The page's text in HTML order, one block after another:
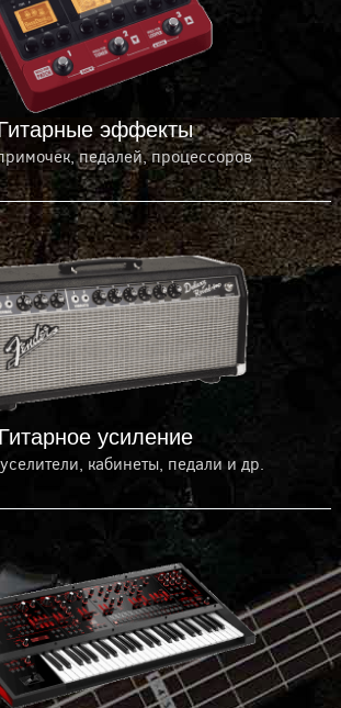
эффекты
педалей, процессоров
Гитарное усиление
кабинеты, педали и др.